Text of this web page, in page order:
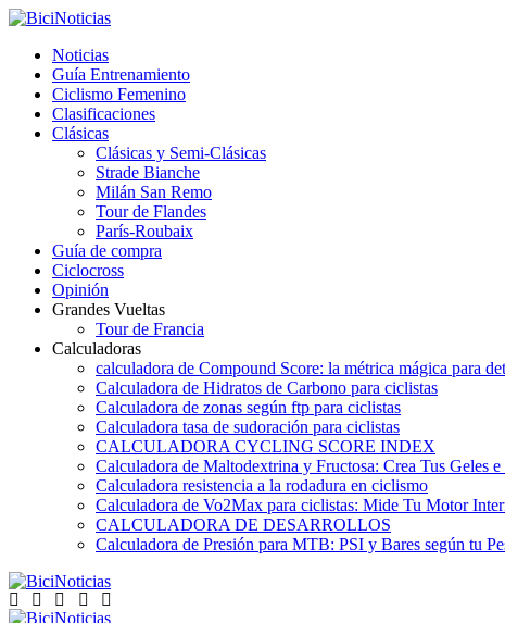
Noticias
Guía Entrenamiento
Ciclismo Femenino
Clasificaciones
Clásicas
Clásicas y Semi-Clásicas
Strade Bianche
Milán San Remo
Tour de Flandes
París-Roubaix
Guía de compra
Ciclocross
Opinión
Grandes Vueltas
Tour de Francia
Calculadoras
calculadora de Compound Score: la métrica mágica para
Calculadora de Hidratos de Carbono para ciclistas
Calculadora de zonas según ftp para ciclistas
Calculadora tasa de sudoración para ciclistas
CALCULADORA CYCLING SCORE INDEX
Calculadora de Maltodextrina y Fructosa: Crea Tus Geles
Calculadora resistencia a la rodadura en ciclismo
Calculadora de Vo2Max para ciclistas: Mide Tu Motor
CALCULADORA DE DESARROLLOS
Calculadora de Presión para MTB: PSI y Bares según tu